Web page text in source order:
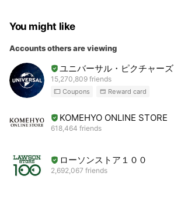
You might like
Accounts others are viewing
ユニバーサル・ピクチャーズ
15,270,809 friends
Coupons Reward card
KOMEHYO ONLINE STORE
618,464 friends
ローソンストア１００
2,692,067 friends